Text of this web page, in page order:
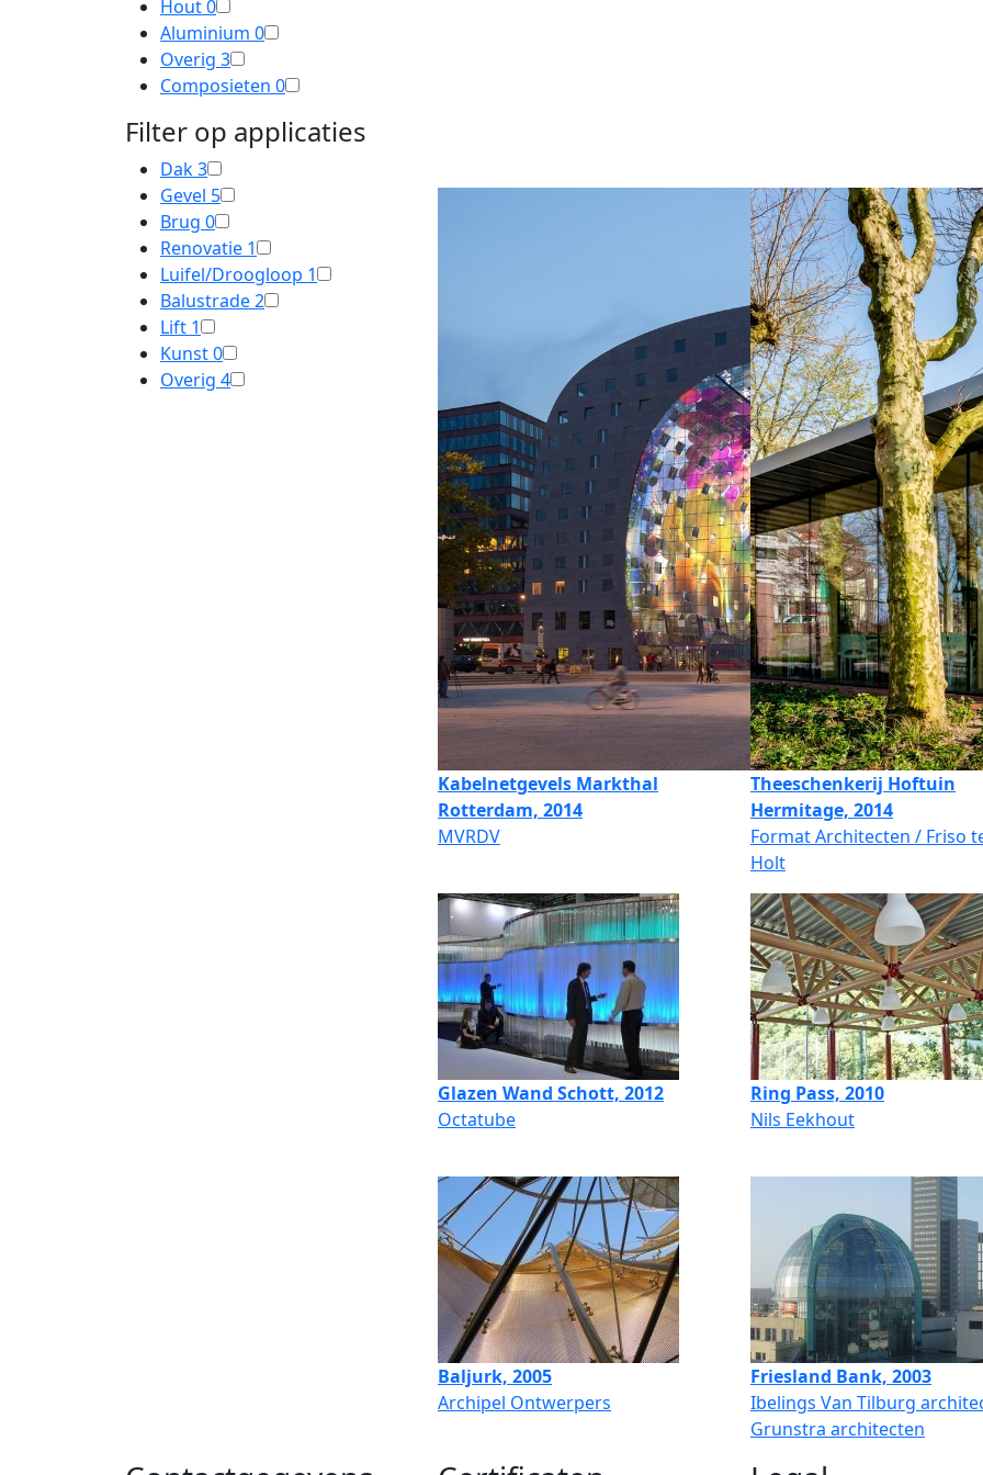
Hout0
Aluminium 0
Overig 3
Composieten 0
Filter op applicaties
Dak3
Gevel 5
Brug 0
Renovatie 1
Luifel/Droogloop 1
Balustrade2
Lift 1
Kunst0
Overig 4
Kabelnetgevels Markthal
Rotterdam, 2014
MVRDV
Theeschenkerij Hoftuin
Hermitage, 2014
Format Architecten / Friso
Holt
Glazen Wand Schott, 2012
Octatube
Ring Pass, 2010
Nils Eekhout
Baljurk, 2005
Archipel Ontwerpers
Friesland Bank, 2003
Ibelings Van Tilburg
Grunstra architecten